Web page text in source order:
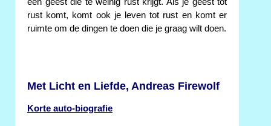
rust komt, komt ook je leven tot rust en komt er
ruimte om de dingen te doen die je graag wilt doen.
Met Licht en Liefde, Andreas Firewolf
Korte auto-biografie